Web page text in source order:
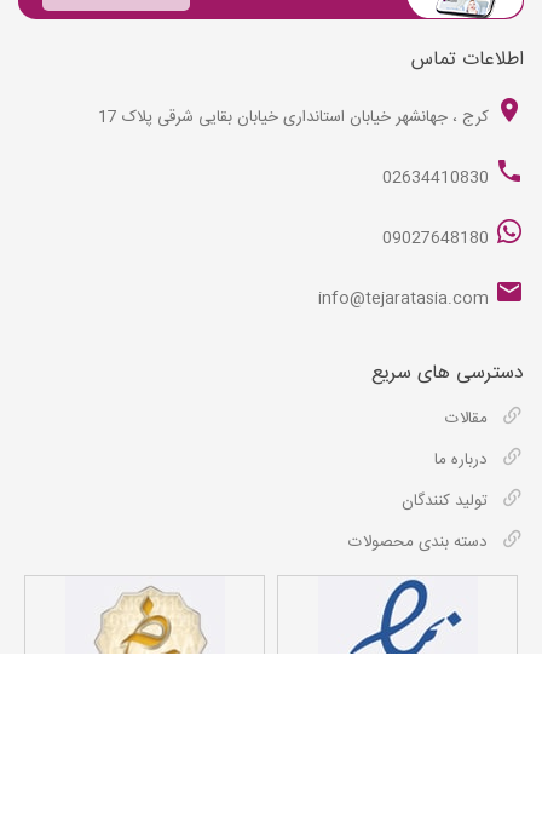
اطلاعات تماس
کرج ، جهانشهر خیابان استانداری خیابان بقایی شرقی پلاک 17
02634410830
09027648180
info@tejaratasia.com
دسترسی های سریع
مقالات
درباره ما
تولید کنندگان
دسته بندی محصولات